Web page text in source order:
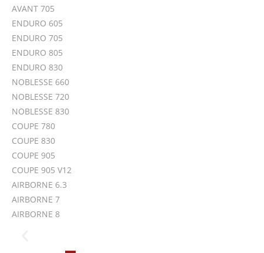
AVANT 705
ENDURO 605
ENDURO 705
ENDURO 805
ENDURO 830
NOBLESSE 660
NOBLESSE 720
NOBLESSE 830
COUPE 780
COUPE 830
COUPE 905
COUPE 905 V12
AIRBORNE 6.3
AIRBORNE 7
AIRBORNE 8